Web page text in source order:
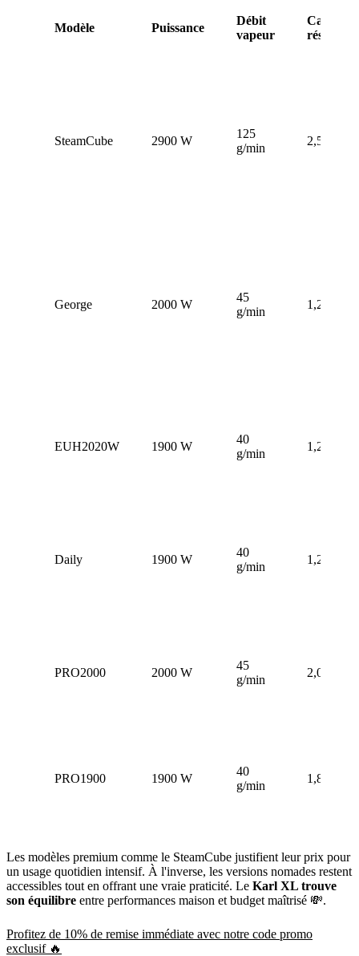
Modèle Puissance
Débit
vapeur
Capacité
réservoir
SteamCube 2900 W
125
g/min
2,5 L
George 2000 W
45
g/min
1,2 L
EUH2020W 1900 W
40
g/min
1,2 L
Daily 1900 W
40
g/min
1,2 L
PRO2000 2000 W
45
g/min
2,0 L
PRO1900 1900 W
40
g/min
1,8 L
Les modèles premium comme le SteamCube justifient leur prix pour
un usage quotidien intensif. À l'inverse, les versions nomades restent
accessibles tout en offrant une vraie praticité. Le Karl XL trouve
son équilibre entre performances maison et budget maîtrisé 💸.
Profitez de 10% de remise immédiate avec notre code promo
exclusif 🔥